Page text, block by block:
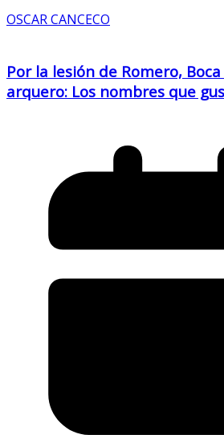
OSCAR CANCECO
Por la lesión de Romero,
arquero: Los nombres que